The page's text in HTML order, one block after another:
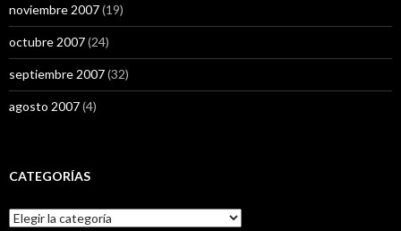
noviembre 2007(19)
octubre 2007(24)
septiembre 2007(32)
agosto 2007(4)
CATEGORÍAS
Categorías